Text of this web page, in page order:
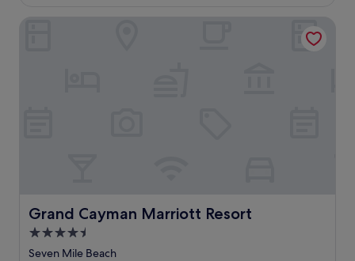
de
311 €
Grand Cayman Marriott Resort
Grand Cayman Marriott Resort
Hébergement
4.5 étoiles
Seven Mile Beach